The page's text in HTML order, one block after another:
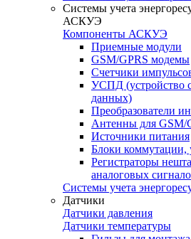
Системы учета
АСКУЭ
Компоненты АСКУЭ
Приемные модули
GSM/GPRS модемы
Счетчики
УСПД (устройство
данных)
Преобразователи
Антенны для
Источники питания
Блоки коммутации,
Регистраторы
аналоговых
Системы учета
Датчики
Датчики давления
Датчики температуры